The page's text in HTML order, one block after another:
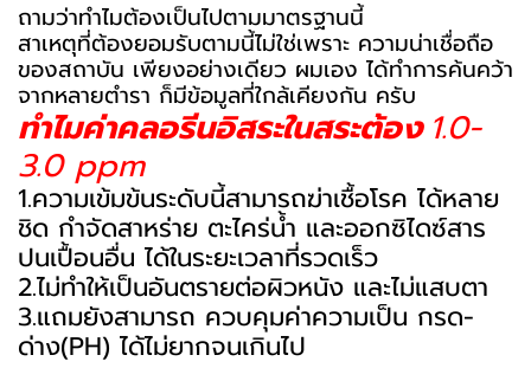
ถามว่าทำไมต้องเป็นไปตามมาตรฐานนี้
สาเหตุที่ต้องยอมรับตามนี้ไม่ใช่เพราะ ความน่าเชื่อถือ
ของสถาบัน เพียงอย่างเดียว ผมเอง ได้ทำการค้นคว้า
จากหลายตำรา ก็มีข้อมูลที่ใกล้เคียงกัน ครับ
ทำไมค่าคลอรีนอิสระในสระต้อง 1.0-
3.0 ppm
1.ความเข้มข้นระดับนี้สามารถฆ่าเชื้อโรค ได้หลาย
ชิด กำจัดสาหร่าย ตะไคร่น้ำ และออกซิไดซ์สาร
ปนเปื้อนอื่น ได้ในระยะเวลาที่รวดเร็ว
2.ไม่ทำให้เป็นอันตรายต่อผิวหนัง และไม่แสบตา
3.แถมยังสามารถ ควบคุมค่าความเป็น กรด-
ด่าง(PH) ได้ไม่ยากจนเกินไป